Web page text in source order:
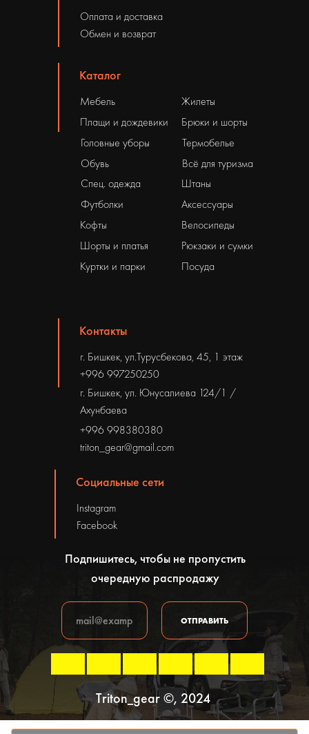
Подпишитесь, чтобы не пропустить
очередную распродажу
Triton_gear ©, 2024
Политика конфиденциальности
ОТПРАВИТЬ
Оплата и доставка
Обмен и возврат
Контакты
г. Бишкек, ул.Турусбекова, 45, 1 этаж
г. Бишкек, ул. Юнусалиева 124/1 /
Ахунбаева
+996 998380380
triton_gear@gmail.com
+996 997250250
Жилеты
Каталог
Плащи и дождевики
Головные уборы
Обувь
Штаны
Рюкзаки и сумки
Мебель
Брюки и шорты
Термобелье
Всё для туризма
Велосипеды
Аксессуары
Спец. одежда
Футболки
Куртки и парки
Кофты
Шорты и платья
Посуда
Социальные сети
Instagram
Facebook